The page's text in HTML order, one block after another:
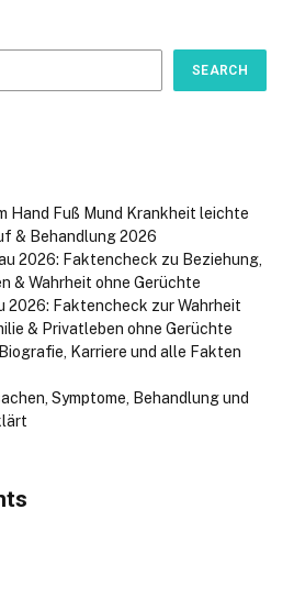
SEARCH
Hand Fuß Mund Krankheit leichte
& Behandlung 2026
2026: Faktencheck zu Beziehung,
& Wahrheit ohne Gerüchte
2026: Faktencheck zur Wahrheit
& Privatleben ohne Gerüchte
Karriere und alle Fakten
Symptome, Behandlung und